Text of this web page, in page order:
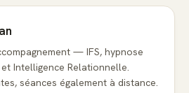
— IFS, hypnose
Intelligence Relationnelle.
séances également à distance.